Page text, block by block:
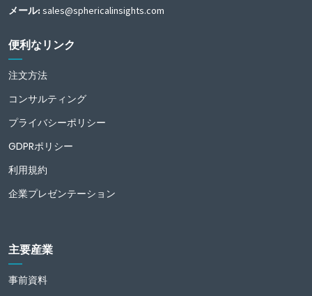
メール: sales@sphericalinsights.com
便利なリンク
注文方法
コンサルティング
プライバシーポリシー
GDPRポリシー
利用規約
企業プレゼンテーション
主要産業
事前資料